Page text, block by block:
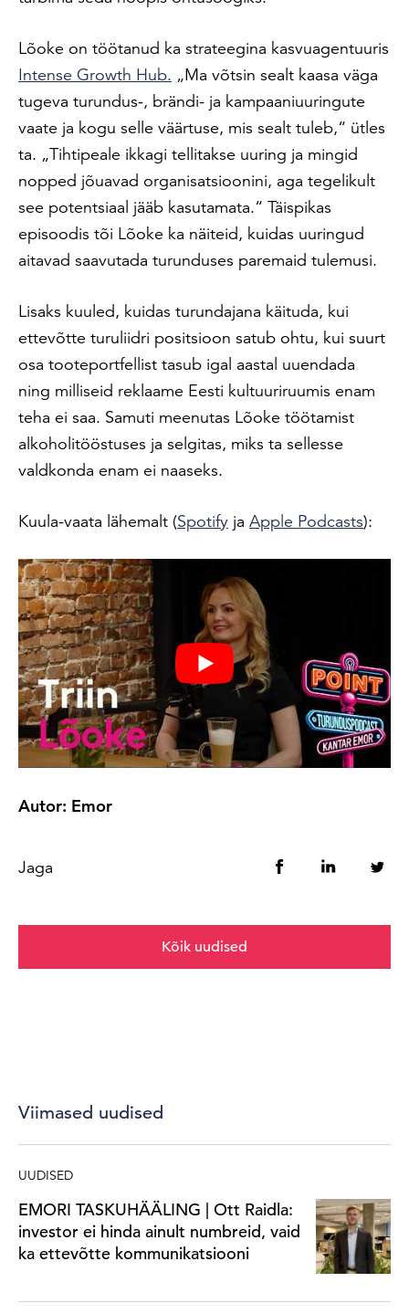
Lõoke on töötanud ka strateegina kasvuagentuuris
Intense Growth Hub. „Ma võtsin sealt kaasa väga
tugeva turundus-, brändi- ja kampaaniuuringute
vaate ja kogu selle väärtuse, mis sealt tuleb,“ ütles
ta. „Tihtipeale ikkagi tellitakse uuring ja mingid
nopped jõuavad organisatsioonini, aga tegelikult
see potentsiaal jääb kasutamata.“ Täispikas
episoodis tõi Lõoke ka näiteid, kuidas uuringud
aitavad saavutada turunduses paremaid tulemusi.
Lisaks kuuled, kuidas turundajana käituda, kui
ettevõtte turuliidri positsioon satub ohtu, kui suurt
osa tooteportfellist tasub igal aastal uuendada
ning milliseid reklaame Eesti kultuuriruumis enam
teha ei saa. Samuti meenutas Lõoke töötamist
alkoholitööstuses ja selgitas, miks ta sellesse
valdkonda enam ei naaseks.
Kuula-vaata lähemalt (Spotify ja Apple Podcasts):
Autor: Emor
Jaga
Kõik uudised
Viimased uudised
UUDISED
EMORI TASKUHÄÄLING | Ott Raidla:
investor ei hinda ainult numbreid, vaid
ka ettevõtte kommunikatsiooni